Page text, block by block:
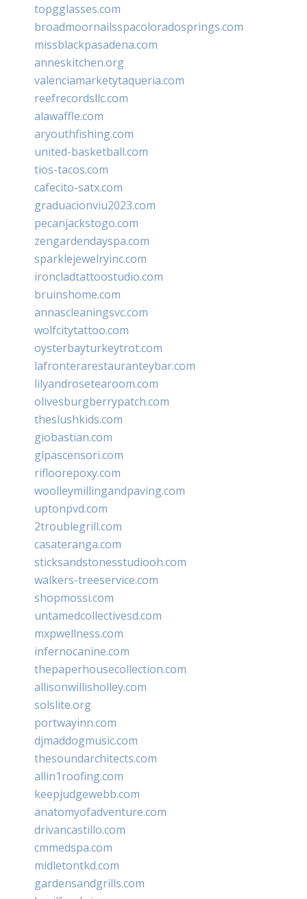
topgglasses.com
broadmoornailsspacoloradosprings.com
missblackpasadena.com
anneskitchen.org
valenciamarketytaqueria.com
reefrecordsllc.com
alawaffle.com
aryouthfishing.com
united-basketball.com
tios-tacos.com
cafecito-satx.com
graduacionviu2023.com
pecanjackstogo.com
zengardendayspa.com
sparklejewelryinc.com
ironcladtattoostudio.com
bruinshome.com
annascleaningsvc.com
wolfcitytattoo.com
oysterbayturkeytrot.com
lafronterarestauranteybar.com
lilyandrosetearoom.com
olivesburgberrypatch.com
theslushkids.com
giobastian.com
glpascensori.com
rifloorepoxy.com
woolleymillingandpaving.com
uptonpvd.com
2troublegrill.com
casateranga.com
sticksandstonesstudiooh.com
walkers-treeservice.com
shopmossi.com
untamedcollectivesd.com
mxpwellness.com
infernocanine.com
thepaperhousecollection.com
allisonwillisholley.com
solslite.org
portwayinn.com
djmaddogmusic.com
thesoundarchitects.com
allin1roofing.com
keepjudgewebb.com
anatomyofadventure.com
drivancastillo.com
cmmedspa.com
midletontkd.com
gardensandgrills.com